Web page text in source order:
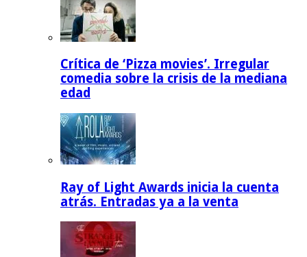
Crítica de ‘Pizza movies’. Irregular
comedia sobre la crisis de la mediana
edad
Ray of Light Awards inicia la cuenta
atrás. Entradas ya a la venta